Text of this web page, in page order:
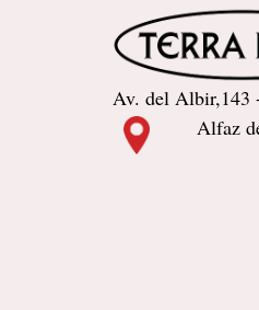
Av. del Albir,143
Alfaz